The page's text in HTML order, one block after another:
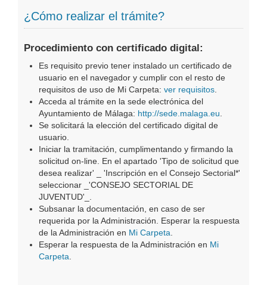
¿Cómo realizar el trámite?
Procedimiento con certificado digital:
Es requisito previo tener instalado un certificado de
usuario en el navegador y cumplir con el resto de
requisitos de uso de Mi Carpeta: ver requisitos.
Acceda al trámite en la sede electrónica del
Ayuntamiento de Málaga: http://sede.malaga.eu.
Se solicitará la elección del certificado digital de
usuario.
Iniciar la tramitación, cumplimentando y firmando la
solicitud on-line. En el apartado 'Tipo de solicitud que
desea realizar' _ 'Inscripción en el Consejo Sectorial*'
seleccionar _'CONSEJO SECTORIAL DE
JUVENTUD'_.
Subsanar la documentación, en caso de ser
requerida por la Administración. Esperar la respuesta
de la Administración en Mi Carpeta.
Esperar la respuesta de la Administración en Mi
Carpeta.